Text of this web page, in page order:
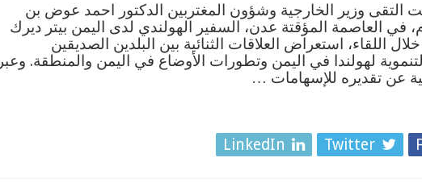
التقى وزير الخارجية وشؤون المغتربين الدكتور احمد عوض بن
في العاصمة المؤقتة عدن، السفير الهولندي لدى اليمن بيتر ديرك
اللقاء، استعراض العلاقات الثنائية بين البلدين الصديقين
لهولندا في اليمن وتطورات الأوضاع في اليمن والمنطقة. وعبر
عن تقديره للإسهامات …
Twitter
LinkedIn